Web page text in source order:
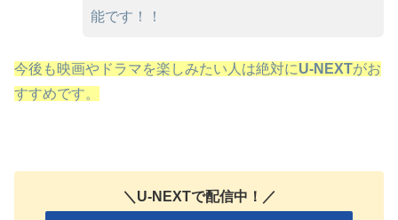
能です！！
今後も映画やドラマを楽しみたい人は絶対にU-NEXTがお
すすめです。
＼U-NEXTで配信中！／